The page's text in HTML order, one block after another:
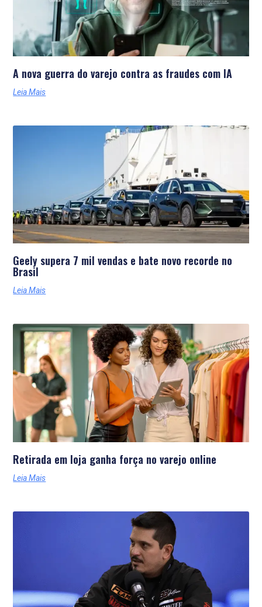
A nova guerra do varejo contra as fraudes com IA
Leia Mais
Geely supera 7 mil vendas e bate novo recorde no
Brasil
Leia Mais
Retirada em loja ganha força no varejo online
Leia Mais